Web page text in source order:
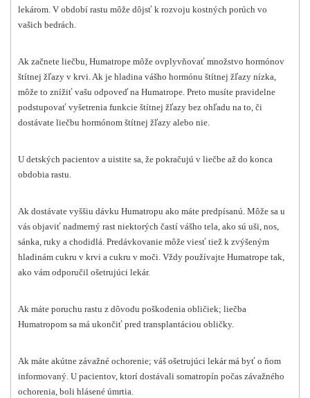
lekárom. V období rastu môže dôjsť k rozvoju kostných porúch vo
vašich bedrách.
Ak začnete liečbu, Humatrope môže ovplyvňovať množstvo hormónov
štítnej žľazy v krvi. Ak je hladina vášho hormónu štítnej žľazy nízka,
môže to znížiť vašu odpoveď na Humatrope. Preto musíte pravidelne
podstupovať vyšetrenia funkcie štítnej žľazy bez ohľadu na to, či
dostávate liečbu hormónom štítnej žľazy alebo nie.
U detských pacientov a uistite sa, že pokračujú v liečbe až do konca
obdobia rastu.
Ak dostávate vyššiu dávku Humatropu ako máte predpísanú. Môže sa u
vás objaviť nadmerný rast niektorých častí vášho tela, ako sú uši, nos,
sánka, ruky a chodidlá. Predávkovanie môže viesť tiež k zvýšeným
hladinám cukru v krvi a cukru v moči. Vždy používajte Humatrope tak,
ako vám odporučil ošetrujúci lekár.
Ak máte poruchu rastu z dôvodu poškodenia obličiek; liečba
Humatropom sa má ukončiť pred transplantáciou obličky.
Ak máte akútne závažné ochorenie; váš ošetrujúci lekár má byť o ňom
informovaný. U pacientov, ktorí dostávali somatropín počas závažného
ochorenia, boli hlásené úmrtia.